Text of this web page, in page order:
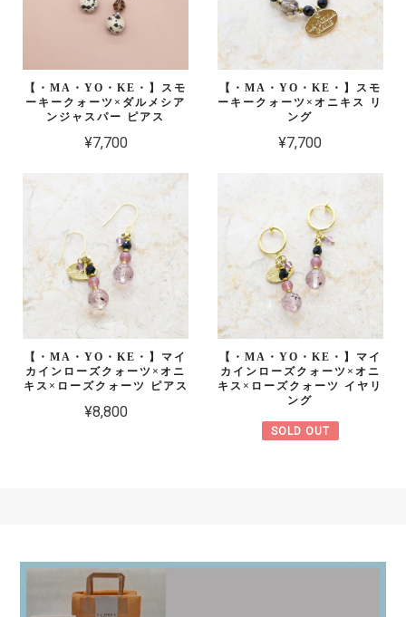
【・MA・YO・KE・】スモ
ーキークォーツ×ダルメシア
ンジャスパー ピアス
¥7,700
【・MA・YO・KE・】スモ
ーキークォーツ×オニキス リ
ング
¥7,700
【・MA・YO・KE・】マイ
カインローズクォーツ×オニ
キス×ローズクォーツ ピアス
¥8,800
【・MA・YO・KE・】マイ
カインローズクォーツ×オニ
キス×ローズクォーツ イヤリ
ング
SOLD OUT